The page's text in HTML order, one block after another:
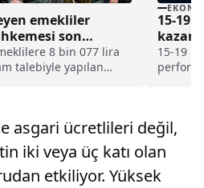
emekliler
son
8 bin 077 lira
talebiyle yapılan
15-19
son
15-19
asgari ücretlileri değil,
iki veya üç katı olan
etkiliyor. Yüksek